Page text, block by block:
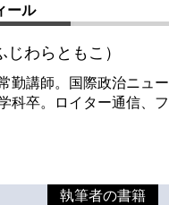
ール
わらともこ）
勤講師。国際政治ニュ
科卒。ロイター通信、
執筆者の書籍